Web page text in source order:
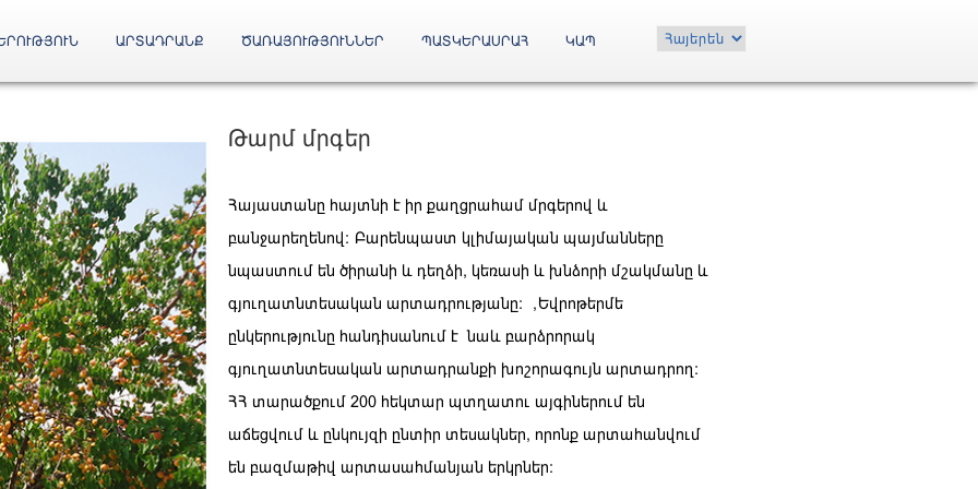
Choose
language
ԱՐՏԱԴՐԱՆՔ ԾԱՌԱՅՈՒԹՅՈՒՆՆԵՐ ՊԱՏԿԵՐԱՍՐԱՀ ԿԱՊ
Թարմ մրգեր
Հայաստանը հայտնի է իր քաղցրահամ մրգերով և
բանջարեղենով: Բարենպաստ կլիմայական պայմանները
նպաստում են ծիրանի և դեղձի, կեռասի և խնձորի մշակմանը և
գյուղատնտեսական արտադրությանը:
«Եվրոթերմ»
ընկերությունը հանդիսանում է նաև բարձրորակ
գյուղատնտեսական արտադրանքի խոշորագույն արտադրող:
ՀՀ տարածքում 200 հեկտար պտղատու այգիներում են
աճեցվում և ընկույզի ընտիր տեսակներ, որոնք արտահանվում
են բազմաթիվ արտասահմանյան երկրներ: